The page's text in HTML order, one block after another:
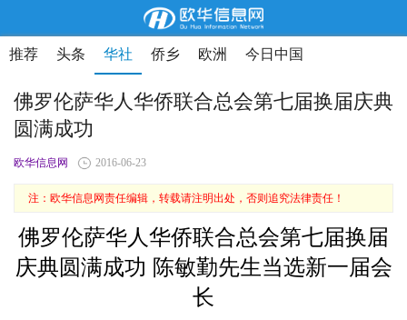
推荐 头条 华社 侨乡 欧洲 今日中国
佛罗伦萨华人华侨联合总会第七届换届庆典
圆满成功
欧华信息网 2016-06-23
注：欧华信息网责任编辑，转载请注明出处，否则追究法律责任！
佛罗伦萨华人华侨联合总会第七届换届
庆典圆满成功 陈敏勤先生当选新一届会
长